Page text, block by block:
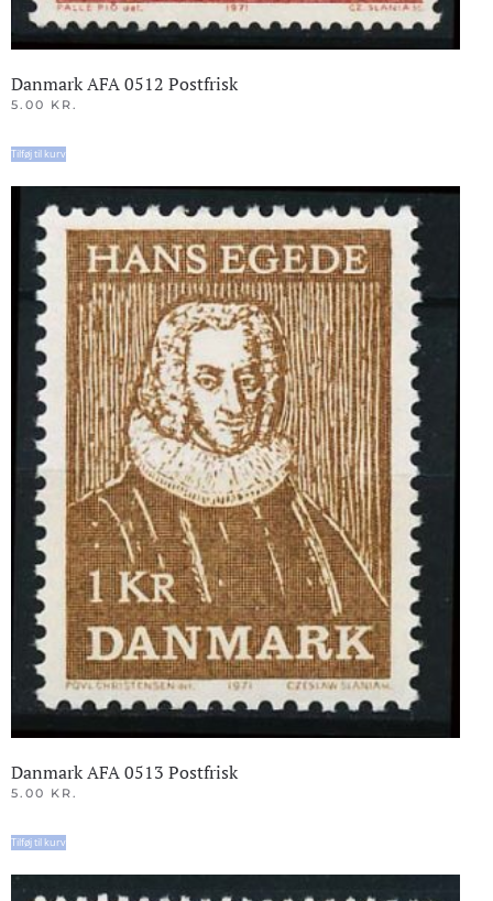
Danmark AFA 0512 Postfrisk
5.00 KR.
Tilføj til kurv
Danmark AFA 0513 Postfrisk
5.00 KR.
Tilføj til kurv